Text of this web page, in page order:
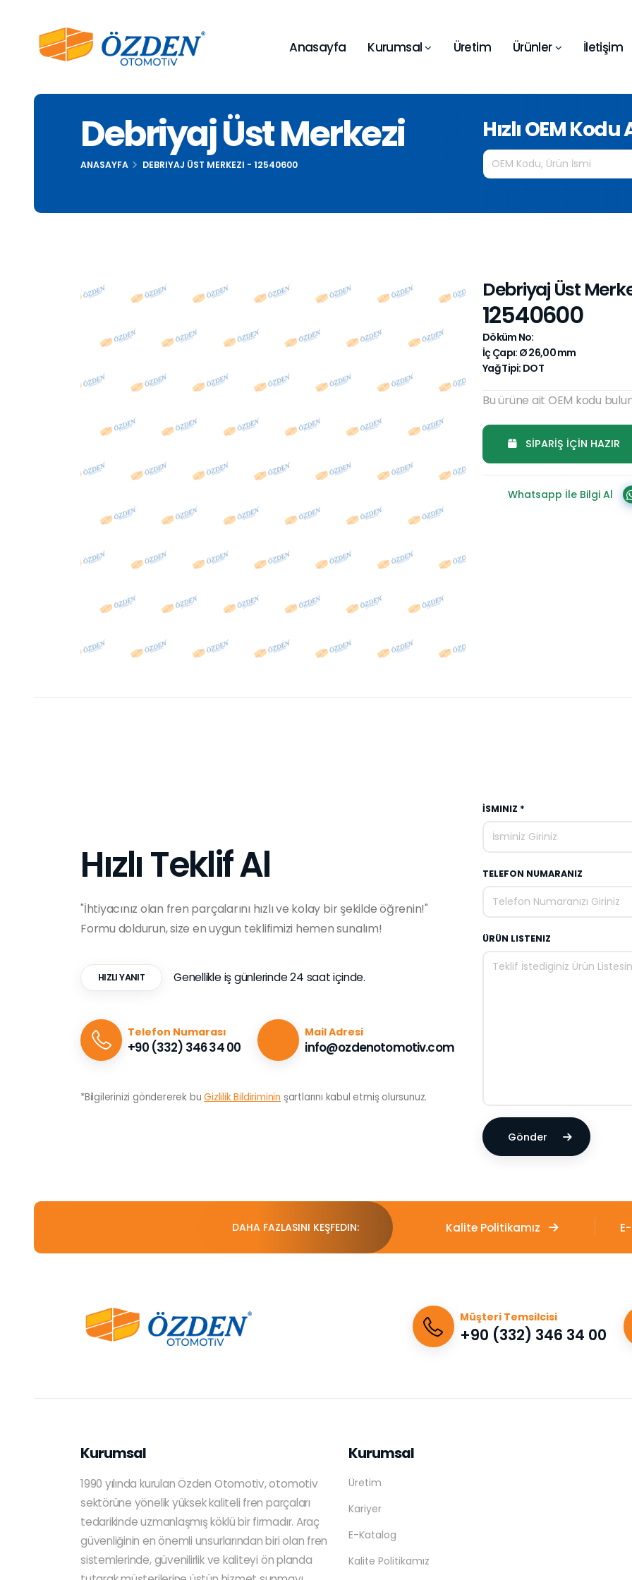
Anasayfa Kurumsal Üretim Ürünler İletişim
Debriyaj Üst Merkezi
ANASAYFA DEBRIYAJ ÜST MERKEZI - 12540600
Hızlı OEM
Debriyaj Üst
12540600
Döküm No:
İç Çapı: Ø 26,00 mm
Yağ Tipi: DOT
Bu ürüne ait OEM kodu
SİPARİŞ İÇİN HAZIR
Whatsapp İle Bilgi Al
Hızlı Teklif Al
"İhtiyacınız olan fren parçalarını hızlı ve kolay bir şekilde öğrenin!"
Formu doldurun, size en uygun teklifimizi hemen sunalım!
HIZLI YANIT Genellikle iş günlerinde 24 saat içinde.
Telefon Numarası
+90 (332) 346 34 00
Mail Adresi
info@ozdenotomotiv.com
*Bilgilerinizi göndererek buGizlilik Bildiriminin şartlarını kabul etmiş olursunuz.
İSMINIZ *
TELEFON NUMARANIZ
ÜRÜN LISTENIZ
Gönder
DAHA FAZLASINI KEŞFEDIN: Kalite Politikamız
Müşteri Temsilcisi
+90 (332) 346 34 00
Kurumsal
1990 yılında kurulan Özden Otomotiv, otomotiv
sektörüne yönelik yüksek kaliteli fren parçaları
tedarikinde uzmanlaşmış köklü bir firmadır. Araç
güvenliğinin en önemli unsurlarından biri olan fren
sistemlerinde, güvenilirlik ve kaliteyi ön planda
Kurumsal
Üretim
Kariyer
E-Katalog
Kalite Politikamız